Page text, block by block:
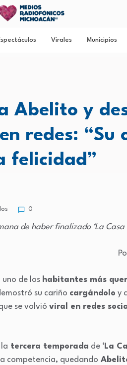
Virales Municipios
Abelito y
redes: “Su
felicidad”
0
de haber finalizado ‘La Casa
uno de los habitantes más
su cariño cargándolo y
se volvió viral en redes
tercera temporada de ‘La
competencia, quedando